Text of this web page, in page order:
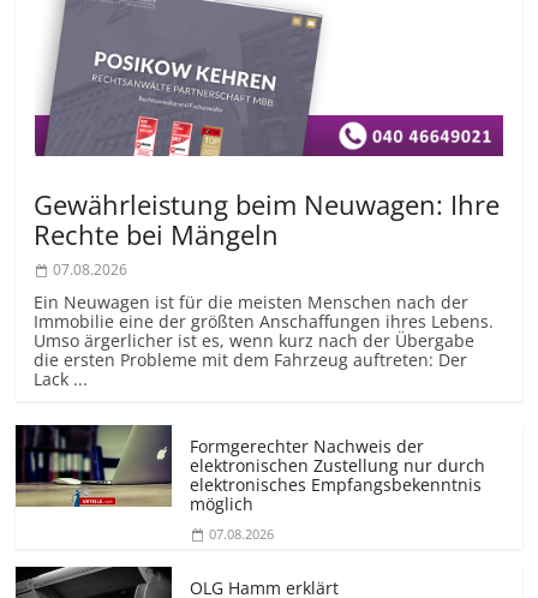
Gewährleistung beim Neuwagen: Ihre
Rechte bei Mängeln
07.08.2026
Ein Neuwagen ist für die meisten Menschen nach der
Immobilie eine der größten Anschaffungen ihres Lebens.
Umso ärgerlicher ist es, wenn kurz nach der Übergabe
die ersten Probleme mit dem Fahrzeug auftreten: Der
Lack ...
Formgerechter Nachweis der
elektronischen Zustellung nur durch
elektronisches Empfangsbekenntnis
möglich
07.08.2026
OLG Hamm erklärt